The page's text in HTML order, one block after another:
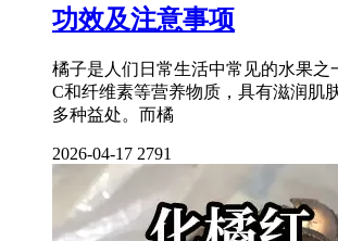
功效及注意事项
橘子是人们日常生活中常见的水果之
C和纤维素等营养物质，具有滋润肌
多种益处。而橘
2026-04-17 2791